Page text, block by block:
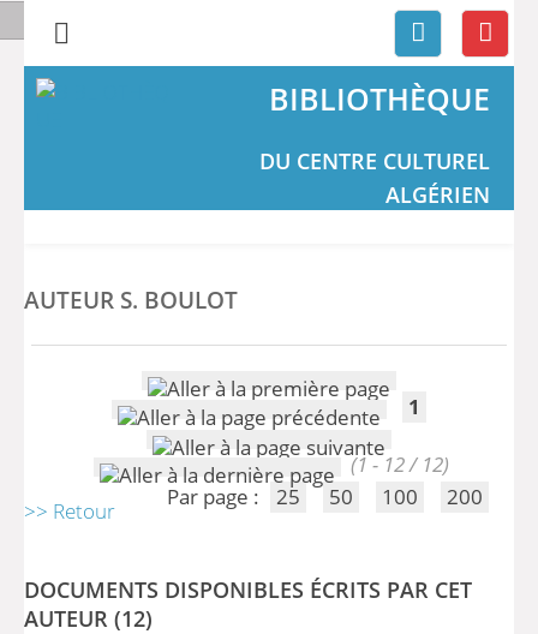
BIBLIOTHÈQUE
DU CENTRE CULTUREL
ALGÉRIEN
AUTEUR S. BOULOT
1
(1 - 12 / 12)
Par page :
25 50 100 200
>> Retour
DOCUMENTS DISPONIBLES ÉCRITS PAR CET
AUTEUR (12)